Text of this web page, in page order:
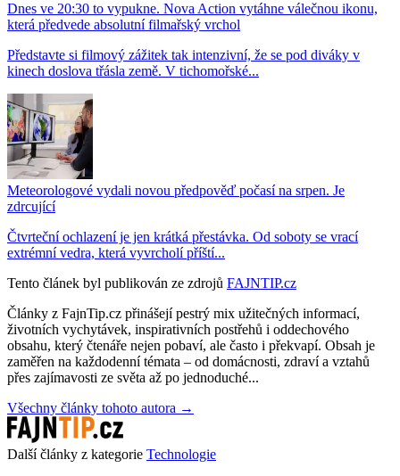
Dnes ve 20:30 to vypukne. Nova Action vytáhne válečnou ikonu,
která předvede absolutní filmařský vrchol
Představte si filmový zážitek tak intenzivní, že se pod diváky v
kinech doslova třásla země. V tichomořské...
Meteorologové vydali novou předpověď počasí na srpen. Je
zdrcující
Čtvrteční ochlazení je jen krátká přestávka. Od soboty se vrací
extrémní vedra, která vyvrcholí příští...
Tento článek byl publikován ze zdrojů FAJNTIP.cz
Články z FajnTip.cz přinášejí pestrý mix užitečných informací,
životních vychytávek, inspirativních postřehů i oddechového
obsahu, který čtenáře nejen pobaví, ale často i překvapí. Obsah je
zaměřen na každodenní témata – od domácnosti, zdraví a vztahů
přes zajímavosti ze světa až po jednoduché...
Všechny články tohoto autora →
Další články z kategorie Technologie